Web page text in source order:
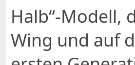
Halb“-Modell,
Wing und auf